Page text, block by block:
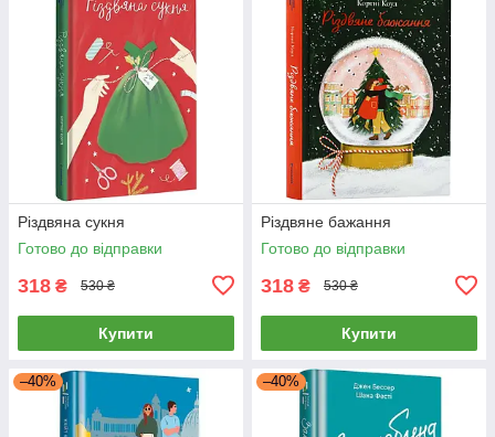
Різдвяна сукня
Готово до відправки
318 ₴ 530 ₴
Купити
Різдвяне бажання
Готово до відправки
318 ₴ 530 ₴
Купити
–40% –40%